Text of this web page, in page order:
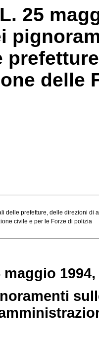
25
delle
delle prefetture, delle direzioni di
civile e per le Forze di polizia
maggio